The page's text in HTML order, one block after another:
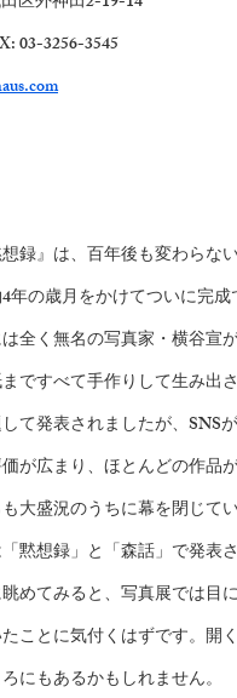
03-3256-3545
録』は、百年後も変わらな
年の歳月をかけてついに完
は全く無名の写真家・横谷
ですべて手作りして生み出
て発表されましたが、
が広まり、ほとんどの作品
大盛況のうちに幕を閉じて
黙想録」と「森話」で発
めてみると、写真展では
ことに気付くはずです。開
にもあるかもしれません。